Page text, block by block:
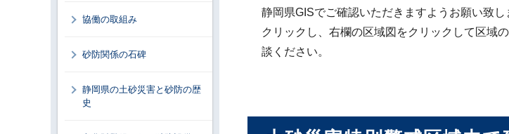
静岡県GISでご確認いただきますようお願い致
クリックし、右欄の区域図をクリックして区域
談ください。
協働の取組み
砂防関係の石碑
静岡県の土砂災害と砂防の歴
史